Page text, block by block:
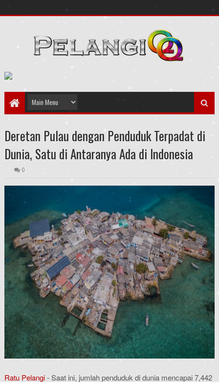
Deretan Pulau dengan Penduduk Terpadat di
Dunia, Satu di Antaranya Ada di Indonesia
0
Ratu Pelangi- Saat ini, jumlah penduduk di dunia mencapai 7,442